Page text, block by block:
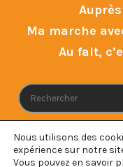
Ma marche
Au fait,
Nous utilisons des
expérience sur notre
Vous pouvez en savoir